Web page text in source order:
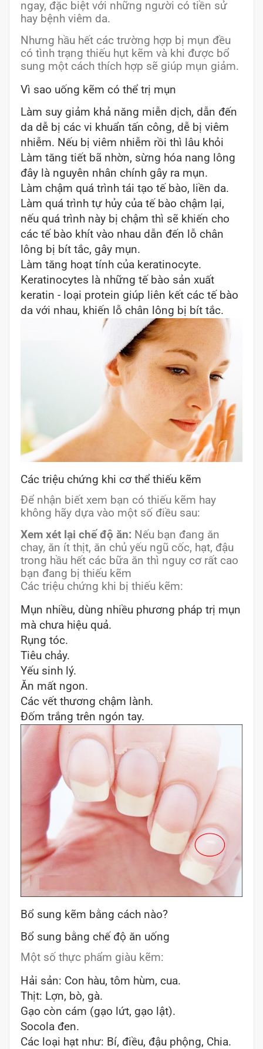
ngay, đặc biệt với những người có tiền sử
hay bệnh viêm da.
Nhưng hầu hết các trường hợp bị mụn đều
có tình trạng thiếu hụt kẽm và khi được bổ
sung một cách thích hợp sẽ giúp mụn giảm.
Vì sao uống kẽm có thể trị mụn
Làm suy giảm khả năng miễn dịch, dẫn đến
da dễ bị các vi khuẩn tấn công, dễ bị viêm
nhiễm. Nếu bị viêm nhiễm rồi thì lâu khỏi
Làm tăng tiết bã nhờn, sừng hóa nang lông
đây là nguyên nhân chính gây ra mụn.
Làm chậm quá trình tái tạo tế bào, liền da.
Làm quá trình tự hủy của tế bào chậm lại,
nếu quá trình này bị chậm thì sẽ khiến cho
các tế bào khít vào nhau dẫn đến lỗ chân
lông bị bít tắc, gây mụn.
Làm tăng hoạt tính của keratinocyte.
Keratinocytes là những tế bào sản xuất
keratin - loại protein giúp liên kết các tế bào
da với nhau, khiến lỗ chân lông bị bít tắc.
Các triệu chứng khi cơ thể thiếu kẽm
Để nhận biết xem bạn có thiếu kẽm hay
không hãy dựa vào một số điều sau:
Xem xét lại chế độ ăn: Nếu bạn đang ăn
chay, ăn ít thịt, ăn chủ yếu ngũ cốc, hạt, đậu
trong hầu hết các bữa ăn thì nguy cơ rất cao
bạn đang bị thiếu kẽm
Các triệu chứng khi bị thiếu kẽm:
Mụn nhiều, dùng nhiều phương pháp trị mụn
mà chưa hiệu quả.
Rụng tóc.
Tiêu chảy.
Yếu sinh lý.
Ăn mất ngon.
Các vết thương chậm lành.
Đốm trắng trên ngón tay.
Bổ sung kẽm bằng cách nào?
Bổ sung bằng chế độ ăn uống
Một số thực phẩm giàu kẽm:
Hải sản: Con hàu, tôm hùm, cua.
Thịt: Lợn, bò, gà.
Gạo còn cám (gạo lứt, gạo lật).
Socola đen.
Các loại hạt như: Bí, điều, đậu phộng, Chia.